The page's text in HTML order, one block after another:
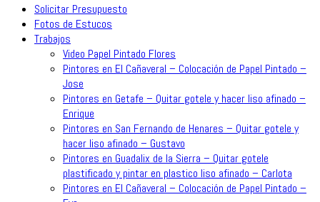
Solicitar Presupuesto
Fotos de Estucos
Trabajos
Video Papel Pintado Flores
Pintores en El Cañaveral – Colocación de Papel Pintado –
Jose
Pintores en Getafe – Quitar gotele y hacer liso afinado –
Enrique
Pintores en San Fernando de Henares – Quitar gotele y
hacer liso afinado – Gustavo
Pintores en Guadalix de la Sierra – Quitar gotele
plastificado y pintar en plastico liso afinado – Carlota
Pintores en El Cañaveral – Colocación de Papel Pintado –